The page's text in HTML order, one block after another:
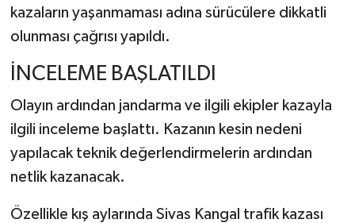
kazaların yaşanmaması adına sürücülere dikkatli
olunması çağrısı yapıldı.
İNCELEME BAŞLATILDI
Olayın ardından jandarma ve ilgili ekipler kazayla
ilgili inceleme başlattı. Kazanın kesin nedeni
yapılacak teknik değerlendirmelerin ardından
netlik kazanacak.
Özellikle kış aylarında Sivas Kangal trafik kazası